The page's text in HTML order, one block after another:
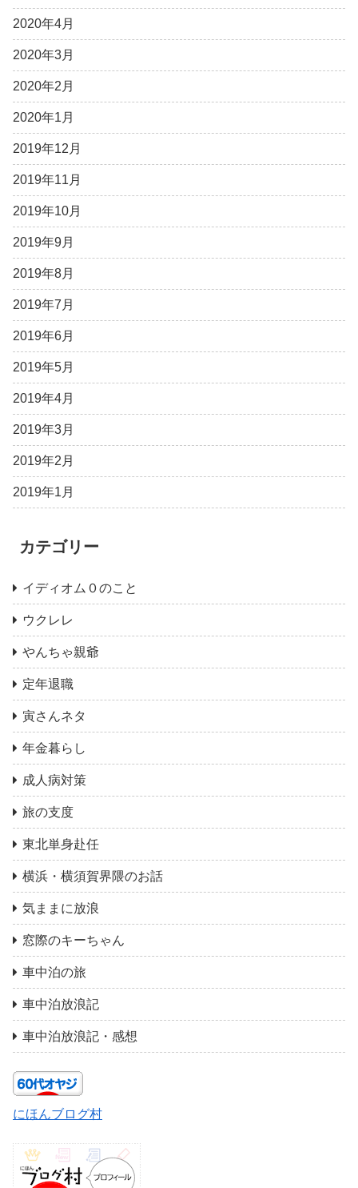
2020年4月
2020年3月
2020年2月
2020年1月
2019年12月
2019年11月
2019年10月
2019年9月
2019年8月
2019年7月
2019年6月
2019年5月
2019年4月
2019年3月
2019年2月
2019年1月
カテゴリー
イディオム０のこと
ウクレレ
やんちゃ親爺
定年退職
寅さんネタ
年金暮らし
成人病対策
旅の支度
東北単身赴任
横浜・横須賀界隈のお話
気ままに放浪
窓際のキーちゃん
車中泊の旅
車中泊放浪記
車中泊放浪記・感想
にほんブログ村